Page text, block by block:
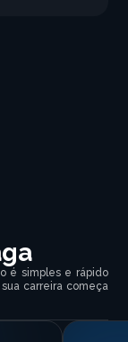
é simples e rápido
carreira começa